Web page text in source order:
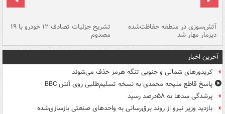
آتش‌سوزی در منطقه حفاظت‌شده
دیزمار مهار شد
تشریح جزئیات تصادف ۱۲ خودرو با ۱۹
مصدوم
آخرین اخبار
کریدورهای شمالی و جنوبی تنگه هرمز حذف می‌شوند
پاسخ قاطع ملیحه محمدی به نسخه تسلیم‌طلبی روی آنتن BBC
پرشدگی سدها به ۵۸درصد رسید
بازدید وزیر نیرو از روند برق‌رسانی به واحدهای صنعتی بازسازی‌شده